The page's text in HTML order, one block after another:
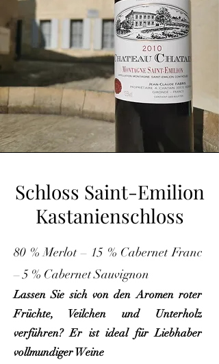
Schloss Saint-Emilion
Kastanienschloss
80 % Merlot – 15 % Cabernet Franc
– 5 % Cabernet Sauvignon
Lassen Sie sich von den Aromen roter
Früchte, Veilchen und Unterholz
verführen? Er ist ideal für Liebhaber
vollmundiger Weine